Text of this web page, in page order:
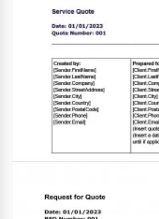
Cotação de Serviço
Citação empresarial
Se você está envolvido no
atacadista e na entrega de
países ou locais, então você
Google Docs